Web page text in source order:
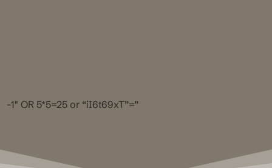
-1″ OR 5*5=25 or “iI6t69xT”=”